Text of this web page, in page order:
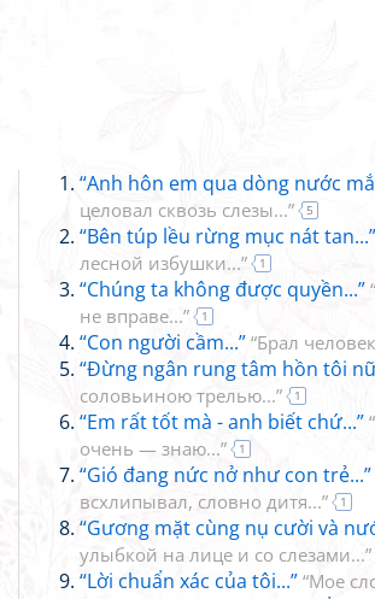
“Anh hôn em qua dòng nước
целовал сквозь слезы...”
5
“Bên túp lều rừng mục nát tan...”
лесной избушки...”
1
“Chúng ta không được quyền...”
не вправе...”
1
“Con người cầm...” “Брал
“Đừng ngân rung tâm hồn tôi
соловьиною трелью...”
1
“Em rất tốt mà - anh biết chứ...”
очень — знаю...”
1
“Gió đang nức nở như con trẻ...”
всхлипывал, словно дитя...”
1
“Gương mặt cùng nụ cười và
улыбкой на лице и со слезами...”
“Lời chuẩn xác của tôi...” “Мое